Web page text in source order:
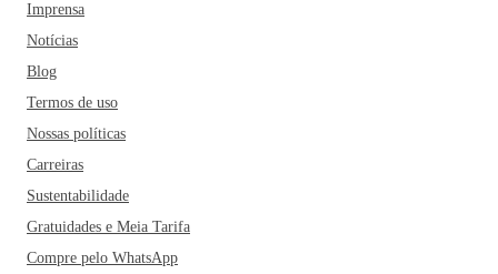
Imprensa
Notícias
Blog
Termos de uso
Nossas políticas
Carreiras
Sustentabilidade
Gratuidades e Meia Tarifa
Compre pelo WhatsApp